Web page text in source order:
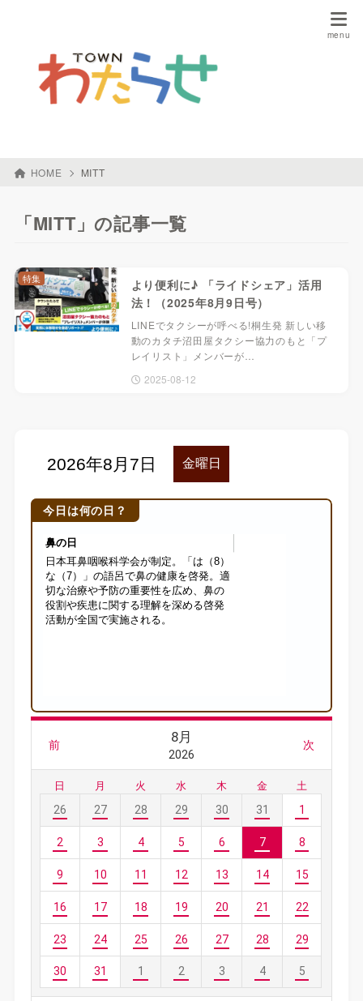
HOME MITT
「MITT」の記事一覧
より便利に♪ 「ライドシェア」活用
法！（2025年8月9日号）
LINEでタクシーが呼べる!桐生発 新しい移
動のカタチ沼田屋タクシー協力のもと「プ
レイリスト」メンバーが…
2025-08-12
特集
今日は何の日？